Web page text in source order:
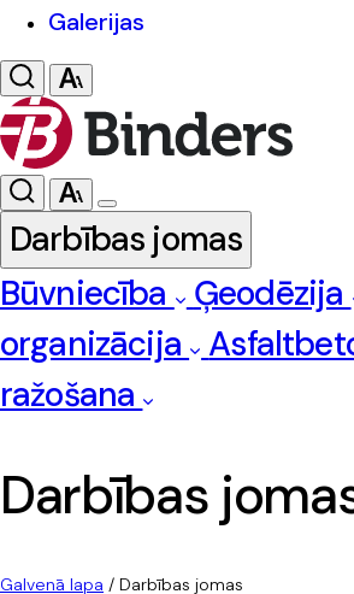
Galerijas
Darbības jomas
Būvniecība
Ģeodēzija
organizācija
ražošana
Darbības
Galvenā lapa / Darbības jomas